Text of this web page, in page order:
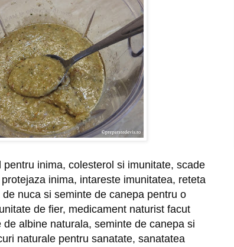
inima, colesterol si imunitate, scade
inima, intareste imunitatea, reteta
nuca si seminte de canepa pentru o
de fier, medicament naturist facut
albine naturala, seminte de canepa si
naturale pentru sanatate, sanatatea